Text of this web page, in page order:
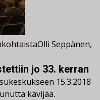
Olli Seppänen,
jo 33. kerran
15.3.2018
kävijää.